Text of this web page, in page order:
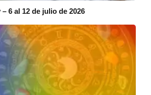
6 al 12 de julio de 2026